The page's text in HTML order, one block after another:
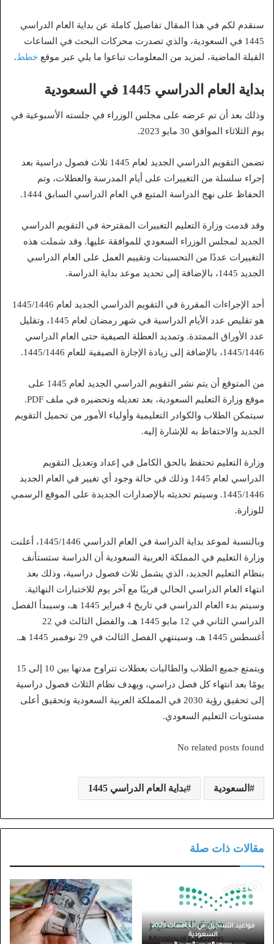
سنقدم لكم في هذا المقال تفاصيل كاملة عن بداية العام الدراسي
1445 في السعودية، والذي تصدرت محركات البحث في الساعات
القيلة الماضية، لمزيد من المعلومات تباعوا ما يلي عبر موقع خطط.
بداية العام الدراسي 1445 في السعودية
وذلك بعد أن تم عرضه على مجلس الوزراء في جلسته الأسبوعية في
يوم الثلاثاء الموافق 30 مايو 2023.
تضمن التقويم الدراسي الجديد لعام 1445 ثلاث فصول دراسية بعد
إجراء سلسلة من التغييرات على أيام المدرسة والعطلات، وتم
الحفاظ على نهج الدراسة المتبع في العام الدراسي السابق 1444.
وقد قدمت وزارة التعليم التغييرات المقترحة في التقويم الدراسي
الجديد لمجلس الوزراء السعودي للموافقة عليها. وقد شملت هذه
التغييرات عددًا من التحسينات وتقييم العمل على العام الدراسي
الجديد 1445، بالإضافة إلى تحديد موعد بداية الدراسة.
أحد الإجراءات المقررة في التقويم الدراسي الجديد لعام 1445/1446
هو تقليص عدد الأيام الدراسية في شهر رمضان لعام 1445، وتقليل
عدد الأوراق الممتدة. وتمديد العطلة الصيفية حتى العام الدراسي
1445/1446، بالإضافة إلى زيادة الإجازة الصيفية للعام 1445/1446.
من المتوقع أن يتم نشر التقويم الدراسي الجديد لعام 1445 على
موقع وزارة التعليم السعودية، بعد تعديله وتحضيره في ملف PDF.
سيتمكن الطلاب والكوادر التعليمية وأولياء الأمور من تحميل التقويم
الجديد والاحتفاظ به للإشارة إليه.
وزارة التعليم تحتفظ بالحق الكامل في إعداد وتعديل التقويم
الدراسي لعام 1445 وذلك في حالة وجود أي تغيير في العام الجديد
1445/1446. وسيتم تحديثه بالإصدارات الجديدة على الموقع الرسمي
للوزارة.
وبالنسبة لموعد بداية الدراسة في العام الدراسي 1445/1446، أعلنت
وزارة التعليم في المملكة العربية السعودية أن الدراسة ستستأنف
بنظام التعليم الجديد، الذي يشمل ثلاث فصول دراسية، وذلك بعد
انتهاء العام الدراسي الحالي قريبًا مع آخر يوم للاختبارات النهائية.
وسيتم بدء العام الدراسي في تاريخ 4 فبراير 1445 هـ، وسيبدأ الفصل
الدراسي الثاني في 12 مايو 1445 هـ، والفصل الثالث في 22
أغسطس 1445 هـ، وسينتهي الفصل الثالث في 29 نوفمبر 1445 هـ.
ويتمتع جميع الطلاب والطالبات بعطلات تتراوح مدتها بين 10 إلى 15
يومًا بعد انتهاء كل فصل دراسي، ويهدف نظام الثلاث فصول دراسية
إلى تحقيق رؤية 2030 في المملكة العربية السعودية وتحقيق أعلى
مستويات التعليم السعودي.
No related posts found
السعودية بداية العام الدراسي 1445
مقالات ذات صلة